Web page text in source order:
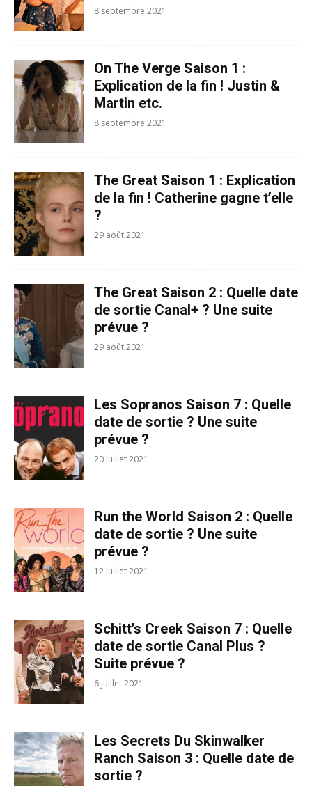
8 septembre 2021
On The Verge Saison 1 :
Explication de la fin ! Justin &
Martin etc.
8 septembre 2021
The Great Saison 1 : Explication
de la fin ! Catherine gagne t’elle
?
29 août 2021
The Great Saison 2 : Quelle date
de sortie Canal+ ? Une suite
prévue ?
29 août 2021
Les Sopranos Saison 7 : Quelle
date de sortie ? Une suite
prévue ?
20 juillet 2021
Run the World Saison 2 : Quelle
date de sortie ? Une suite
prévue ?
12 juillet 2021
Schitt’s Creek Saison 7 : Quelle
date de sortie Canal Plus ?
Suite prévue ?
6 juillet 2021
Les Secrets Du Skinwalker
Ranch Saison 3 : Quelle date de
sortie ?